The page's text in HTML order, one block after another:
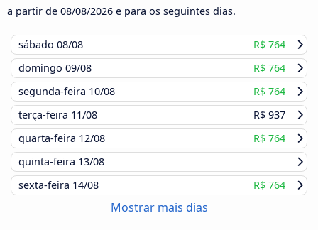
a partir de 08/08/2026 e para os seguintes dias.
sábado 08/08
R$ 764
domingo 09/08
R$ 764
segunda-feira 10/08
R$ 764
terça-feira 11/08
R$ 937
quarta-feira 12/08
R$ 764
quinta-feira 13/08
sexta-feira 14/08 R$ 764
Mostrar mais dias